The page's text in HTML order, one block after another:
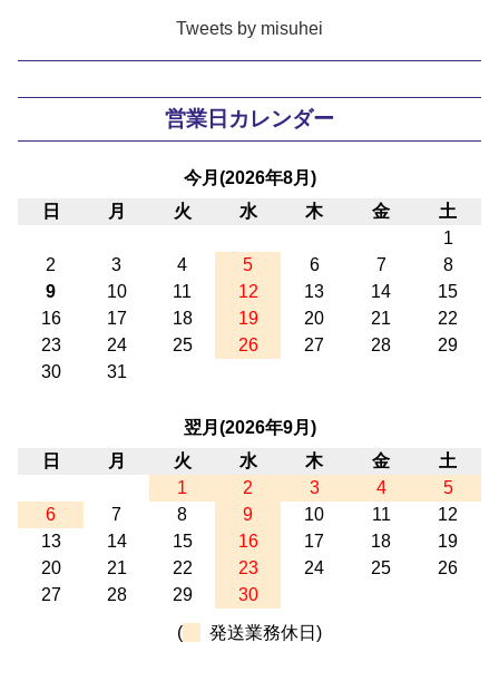
Tweets by misuhei
営業日カレンダー
今月(2026年8月)
日
月 火 水 木 金
土
1
2
3 4 5 6 7
8
9
10 11 12 13 14
15
16
17 18 19 20 21
22
23
24 25 26 27 28
29
30
31
翌月(2026年9月)
日
月 火 水 木 金
土
1
2 3 4
5
6
7 8 9 10 11
12
13
14 15 16 17 18
19
20
21 22 23 24 25
26
27
28 29
30
(
発送業務休日)